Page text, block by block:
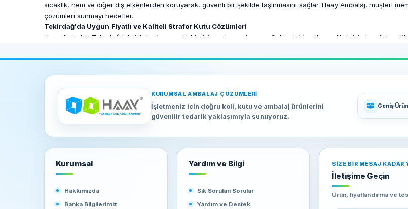
sıcaklık, nem ve diğer dış etkenlerden koruyarak, güvenli bir şekilde taşınmasını sağlar. Haay Ambalaj, müşteri
çözümleri sunmayı hedefler.
Tekirdağ'da Uygun Fiyatlı ve Kaliteli Strafor Kutu Çözümleri
Haay Ambalaj, Tekirdağdaki işletmelere geniş bir ürün yelpazesi sunar. Gıda, elektronik, medikal ürünler gibi
fiyatlarla sahip olabilirsiniz.
İş süreçlerinin aksamaması için zamanında teslimat büyük önem taşır. Haay Ambalaj, Tekirdağdaki işletmelere
işlemesini sağlar. Firmanın güçlü lojistik ağı, siparişlerinizi zamanında ve eksiksiz bir şekilde teslim eder, böylece
Tekirdağ'da strafor kutu ihtiyacınız için Haay Ambalaj, hızlı ve güvenilir çözümler sunan en iyi tedarikçilerden
anlayışı ile Haay Ambalaj, işletmenizin tüm ambalaj ihtiyaçlarını karşılayacak kapasitededir. Haay Ambalaj ile
sahip olabilirsiniz.
KURUMSAL AMBALAJ ÇÖZÜMLERI
İşletmeniz için doğru koli, kutu ve ambalaj ürünlerini
güvenilir tedarik yaklaşımıyla sunuyoruz.
Geniş
Kurumsal
Hakkımızda
Banka Bilgilerimiz
Yardım ve Bilgi
Sık Sorulan Sorular
Yardım ve Destek
SIZE BIR MESAJ KADAR
İletişime Geçin
Ürün, fiyatlandırma ve